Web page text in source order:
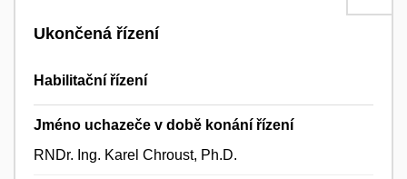
Ukončená řízení
Habilitační řízení
Jméno uchazeče v době konání řízení
RNDr. Ing. Karel Chroust, Ph.D.